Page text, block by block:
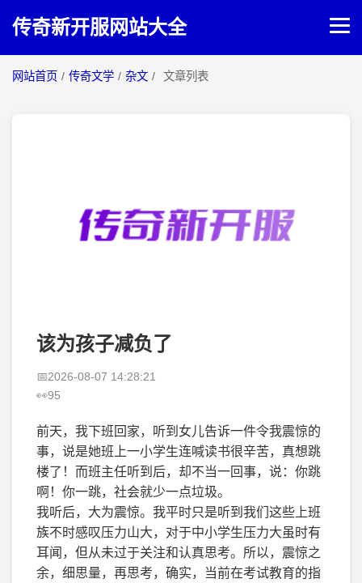
传奇新开服网站大全
网站首页 / 传奇文学 / 杂文 / 文章列表
该为孩子减负了
2026-08-07 14:28:21
95
前天，我下班回家，听到女儿告诉一件令我震惊的
事，说是她班上一小学生连喊读书很辛苦，真想跳
楼了！而班主任听到后，却不当一回事，说：你跳
啊！你一跳，社会就少一点垃圾。
我听后，大为震惊。我平时只是听到我们这些上班
族不时感叹压力山大，对于中小学生压力大虽时有
耳闻，但从未过于关注和认真思考。所以，震惊之
余，细思量，再思考，确实，当前在考试教育的指